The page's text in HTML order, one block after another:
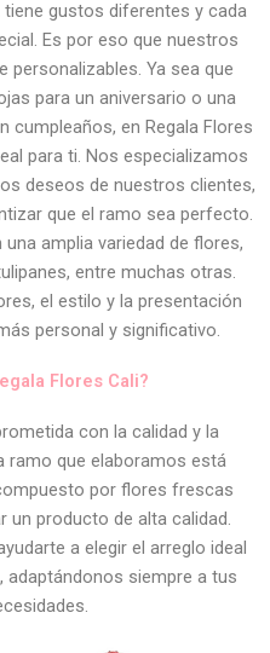
gustos diferentes y cada
Es por eso que nuestros
Ya sea que
para un aniversario o una
cumpleaños, en Regala Flores
para ti. Nos especializamos
deseos de nuestros clientes,
que el ramo sea perfecto.
amplia variedad de flores,
entre muchas otras.
el estilo y la presentación
personal y significativo.
Flores Cali?
con la calidad y la
ramo que elaboramos está
por flores frescas
un producto de alta calidad.
a elegir el arreglo ideal
adaptándonos siempre a tus